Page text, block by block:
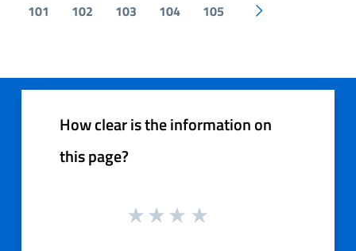
101
102 103 104 105 Pagina
How clear is the information on
this page?